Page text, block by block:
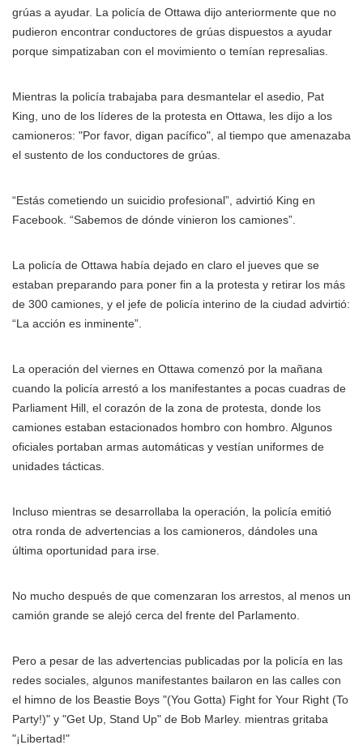
grúas a ayudar. La policía de Ottawa dijo anteriormente que no
pudieron encontrar conductores de grúas dispuestos a ayudar
porque simpatizaban con el movimiento o temían represalias.
Mientras la policía trabajaba para desmantelar el asedio, Pat
King, uno de los líderes de la protesta en Ottawa, les dijo a los
camioneros: "Por favor, digan pacífico", al tiempo que amenazaba
el sustento de los conductores de grúas.
“Estás cometiendo un suicidio profesional”, advirtió King en
Facebook. “Sabemos de dónde vinieron los camiones”.
La policía de Ottawa había dejado en claro el jueves que se
estaban preparando para poner fin a la protesta y retirar los más
de 300 camiones, y el jefe de policía interino de la ciudad advirtió:
“La acción es inminente”.
La operación del viernes en Ottawa comenzó por la mañana
cuando la policía arrestó a los manifestantes a pocas cuadras de
Parliament Hill, el corazón de la zona de protesta, donde los
camiones estaban estacionados hombro con hombro. Algunos
oficiales portaban armas automáticas y vestían uniformes de
unidades tácticas.
Incluso mientras se desarrollaba la operación, la policía emitió
otra ronda de advertencias a los camioneros, dándoles una
última oportunidad para irse.
No mucho después de que comenzaran los arrestos, al menos un
camión grande se alejó cerca del frente del Parlamento.
Pero a pesar de las advertencias publicadas por la policía en las
redes sociales, algunos manifestantes bailaron en las calles con
el himno de los Beastie Boys "(You Gotta) Fight for Your Right (To
Party!)" y "Get Up, Stand Up" de Bob Marley. mientras gritaba
"¡Libertad!"